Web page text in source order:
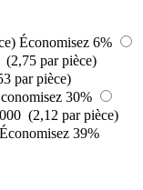
Économisez 6%
(2,75 par pièce)
par pièce)
30%
(2,12 par pièce)
Économisez 39%